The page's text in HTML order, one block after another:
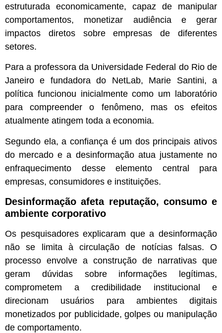
estruturada economicamente, capaz de manipular
comportamentos, monetizar audiência e gerar
impactos diretos sobre empresas de diferentes
setores.
Para a professora da Universidade Federal do Rio de
Janeiro e fundadora do NetLab, Marie Santini, a
política funcionou inicialmente como um laboratório
para compreender o fenômeno, mas os efeitos
atualmente atingem toda a economia.
Segundo ela, a confiança é um dos principais ativos
do mercado e a desinformação atua justamente no
enfraquecimento desse elemento central para
empresas, consumidores e instituições.
Desinformação afeta reputação, consumo e
ambiente corporativo
Os pesquisadores explicaram que a desinformação
não se limita à circulação de notícias falsas. O
processo envolve a construção de narrativas que
geram dúvidas sobre informações legítimas,
comprometem a credibilidade institucional e
direcionam usuários para ambientes digitais
monetizados por publicidade, golpes ou manipulação
de comportamento.